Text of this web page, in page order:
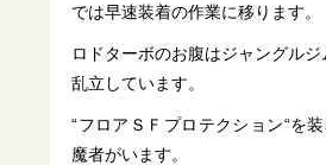
では早速装着の作業に移ります。
ロドターボのお腹はジャングル
乱立しています。
“フロアＳＦプロテクション“を
魔者がいます。